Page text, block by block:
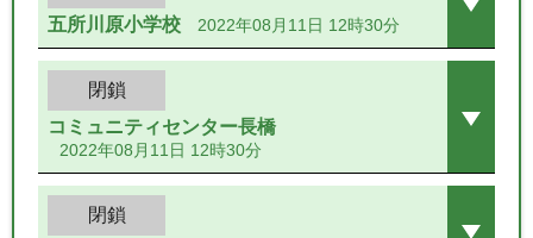
五所川原小学校
2022年08月11日 12時30分
閉鎖
コミュニティセンター長橋
2022年08月11日 12時30分
閉鎖